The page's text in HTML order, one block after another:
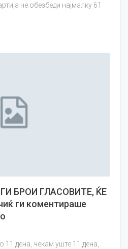
не обезбеди најмалку 61
БРОИ ГЛАСОВИТЕ, ЌЕ
ги коментираше
11 дена, чекам уште 11 дена,